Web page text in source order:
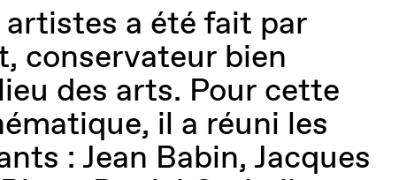
a été fait par
conservateur bien
des arts. Pour cette
il a réuni les
: Jean Babin, Jacques